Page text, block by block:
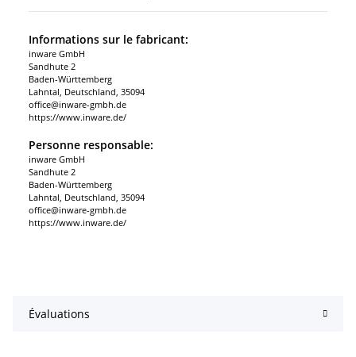
Informations sur le fabricant:
inware GmbH
Sandhute 2
Baden-Württemberg
Lahntal, Deutschland, 35094
office@inware-gmbh.de
https://www.inware.de/
Personne responsable:
inware GmbH
Sandhute 2
Baden-Württemberg
Lahntal, Deutschland, 35094
office@inware-gmbh.de
https://www.inware.de/
Évaluations